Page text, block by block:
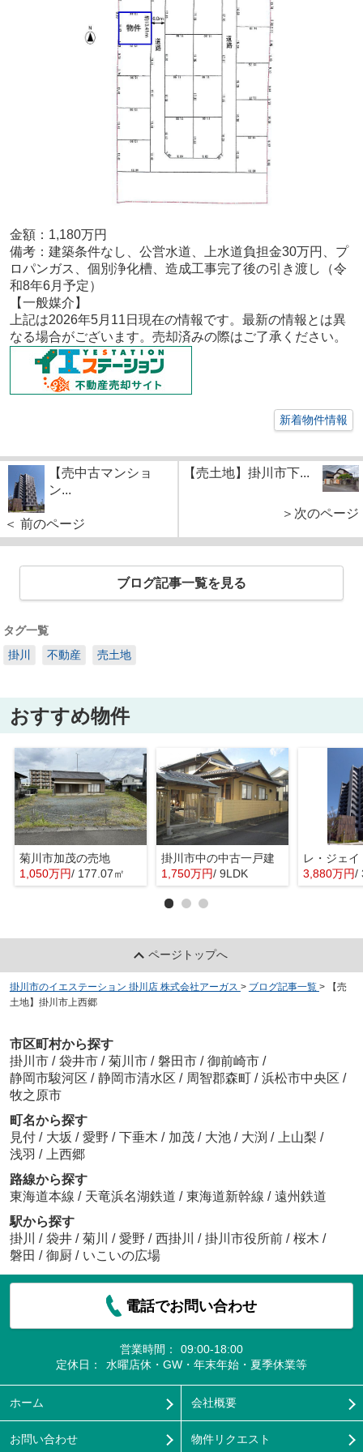
金額：1,180万円
備考： 建築条件なし、公営水道、上水道負担金30万円、プ
ロパンガス、個別浄化槽、造成工事完了後の引き渡し（令
和8年6月予定）
【一般媒介 】
上記は2026年5月11 日現在の情報です。最新の情報とは異
なる場合がございます。売却済みの際はご了承ください。
新着物件情報
【売中古マンショ
ン...
＜ 前のページ
【売土地】掛川市下...
＞次のページ
ブログ記事一覧を見る
タグ一覧
掛川
不動産 売土地
おすすめ物件
菊川市加茂の売地
1,050万円/ 177.07㎡
掛川市中の中古一戸建
1,750万円/ 9LDK
レ・ジェ
3,880万円/
ページトップへ
掛川市のイエステーション 掛川店 株式会社アーガス > ブログ記事一覧 >
【売
土地】掛川市上西郷
市区町村から探す
掛川市 / 袋井市 / 菊川市 / 磐田市 / 御前崎市 /
静岡市駿河区 / 静岡市清水区 / 周智郡森町 / 浜松市中央区 /
牧之原市
町名から探す
見付 / 大坂 / 愛野 / 下垂木 / 加茂 / 大池 / 大渕 / 上山梨 /
浅羽 /
上西郷
路線から探す
東海道本線 / 天竜浜名湖鉄道 / 東海道新幹線 / 遠州鉄道
駅から探す
掛川
/ 袋井 / 菊川 / 愛野 / 西掛川 / 掛川市役所前 / 桜木 /
磐田 / 御厨 / いこいの広場
電話でお問い合わせ
営業時間：
09:00-18:00
定休日：
水曜店休・GW・年末年始・夏季休業等
ホーム 会社概要
お問い合わせ 物件リクエスト